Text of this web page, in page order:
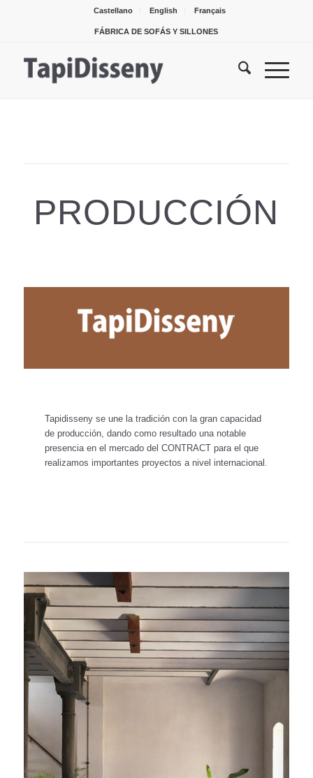
Castellano English Français
FÁBRICA DE SOFÁS Y SILLONES
PRODUCCIÓN
Tapidisseny se une la tradición con la gran capacidad
de producción, dando como resultado una notable
presencia en el mercado del CONTRACT para el que
realizamos importantes proyectos a nivel internacional.